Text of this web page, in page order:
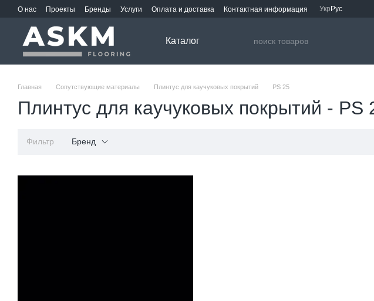
Перейти к основному контенту
О нас Проекты Бренды Услуги Оплата и доставка Контактная информация Укр Рус
Каталог
Главная Сопутствующие материалы Плинтус для каучуковых покрытий PS 25
Плинтус для каучуковых покрытий - PS
Фильтр Бренд